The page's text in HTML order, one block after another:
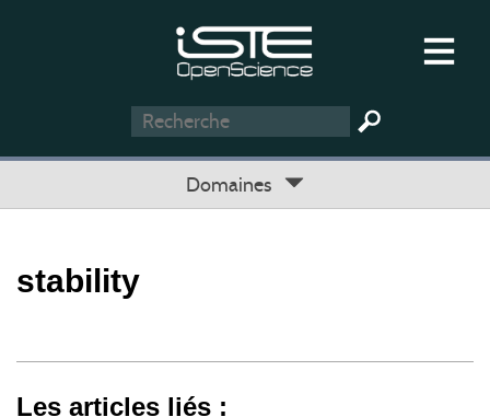
Domaines
stability
Les articles liés :